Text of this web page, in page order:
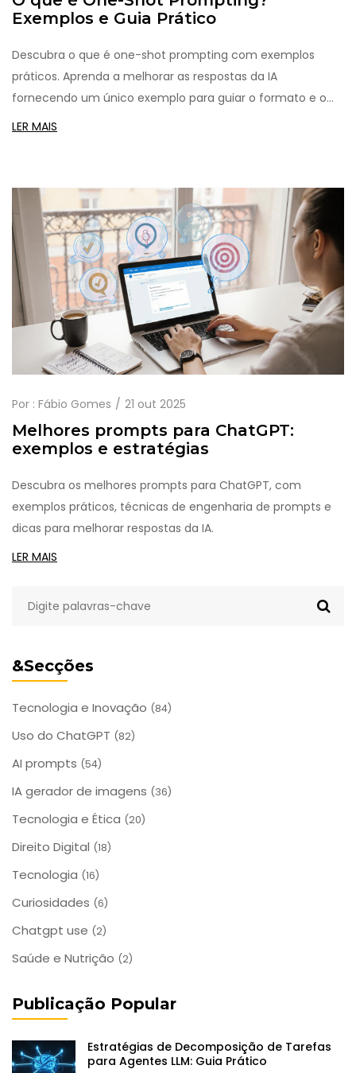
&Secções
Tecnologia e Inovação (84)
Uso do ChatGPT (82)
AI prompts (54)
IA gerador de imagens (36)
Tecnologia e Ética (20)
Direito Digital (18)
Tecnologia (16)
Curiosidades (6)
Chatgpt use (2)
Saúde e Nutrição (2)
Publicação Popular
Estratégias de Decomposição de Tarefas
para Agentes LLM: Guia Prático
Exemplos e Guia Prático
Descubra o que é one-shot prompting com exemplos
práticos. Aprenda a melhorar as respostas da IA
fornecendo um único exemplo para guiar o formato e o
tom.
LER MAIS
Por : Fábio Gomes 21 out 2025
Melhores prompts para ChatGPT:
exemplos e estratégias
Descubra os melhores prompts para ChatGPT, com
exemplos práticos, técnicas de engenharia de prompts e
dicas para melhorar respostas da IA.
LER MAIS